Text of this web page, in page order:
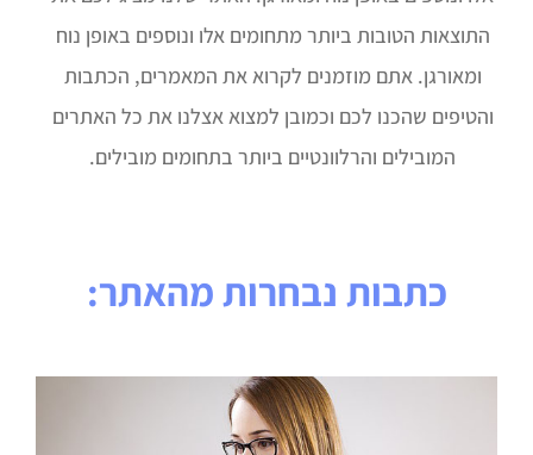
התוצאות הטובות ביותר מתחומים אלו ונוספים באופן נוח
ומאורגן. אתם מוזמנים לקרוא את המאמרים, הכתבות
והטיפים שהכנו לכם וכמובן למצוא אצלנו את כל האתרים
המובילים והרלוונטיים ביותר בתחומים מובילים.
כתבות נבחרות מהאתר: